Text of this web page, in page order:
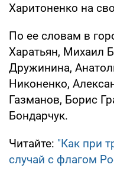
Харитоненко на
По ее словам в
Харатьян, Михаил
Дружинина,
Никоненко,
Газманов, Борис
Бондарчук.
Читайте: "Как при
случай с флагом